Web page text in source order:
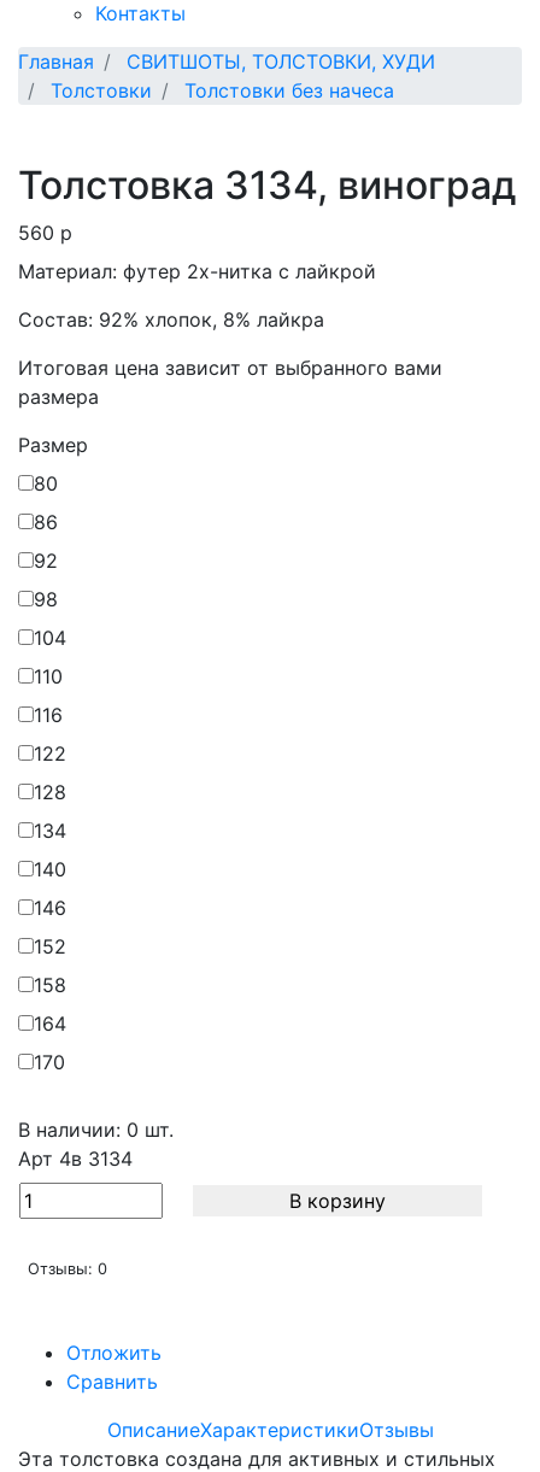
Контакты
Главная
СВИТШОТЫ, ТОЛСТОВКИ, ХУДИ
Толстовки
Толстовки без начеса
Толстовка 3134, виноград
560 p
Материал: футер 2х-нитка с лайкрой
Состав: 92% хлопок, 8% лайкра
Итоговая цена зависит от выбранного вами
размера
Размер
80
86
92
98
104
110
116
122
128
134
140
146
152
158
164
170
В наличии: 0 шт.
Арт 4в 3134
В корзину
Отзывы: 0
Отложить
Сравнить
ОписаниеХарактеристикиОтзывы
Эта толстовка создана для активных и стильных